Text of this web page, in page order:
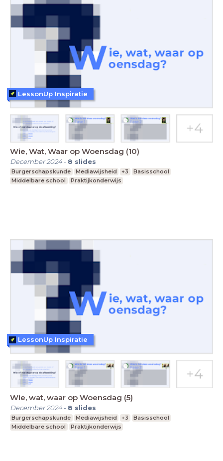
Wie, Wat, Waar op Woensdag (10)
December 2024- 8 slides
Burgerschapskunde Mediawijsheid +3
Basisschool
Middelbare school
Praktijkonderwijs
LessonUp Inspiratie
Wie, wat, waar op Woensdag (5)
December 2024- 8 slides
Burgerschapskunde Mediawijsheid +3
Basisschool
Middelbare school
Praktijkonderwijs
LessonUp Inspiratie